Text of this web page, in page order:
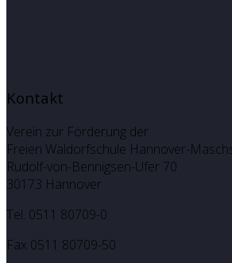
Kontakt
Verein zur Förderung der
Freien Waldorfschule Hannover-
Rudolf-von-Bennigsen-Ufer 70
30173 Hannover
Tel. 0511 80709-0
Fax 0511 80709-50